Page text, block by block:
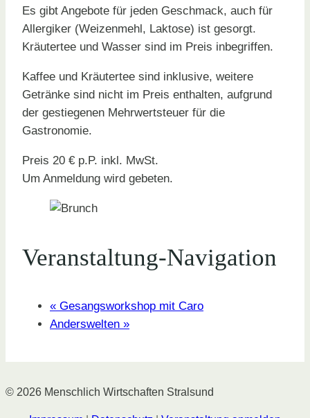
Es gibt Angebote für jeden Geschmack, auch für
Allergiker (Weizenmehl, Laktose) ist gesorgt.
Kräutertee und Wasser sind im Preis inbegriffen.
Kaffee und Kräutertee sind inklusive, weitere
Getränke sind nicht im Preis enthalten, aufgrund
der gestiegenen Mehrwertsteuer für die
Gastronomie.
Preis 20 € p.P. inkl. MwSt.
Um Anmeldung wird gebeten.
Veranstaltung-Navigation
« Gesangsworkshop mit Caro
Anderswelten »
© 2026 Menschlich Wirtschaften Stralsund